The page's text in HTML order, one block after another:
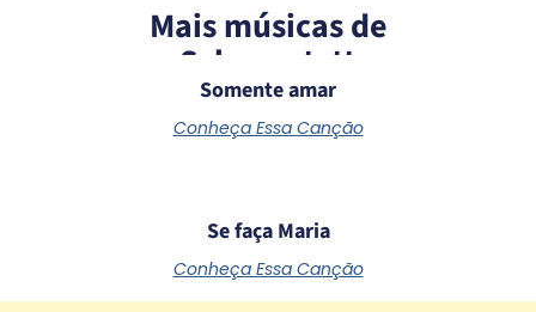
Mais músicas de
Schoenstatt
Somente amar
Conheça Essa Canção
Se faça Maria
Conheça Essa Canção